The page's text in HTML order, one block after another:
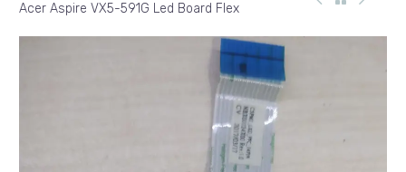
Acer Aspire VX5-591G Led Board Flex